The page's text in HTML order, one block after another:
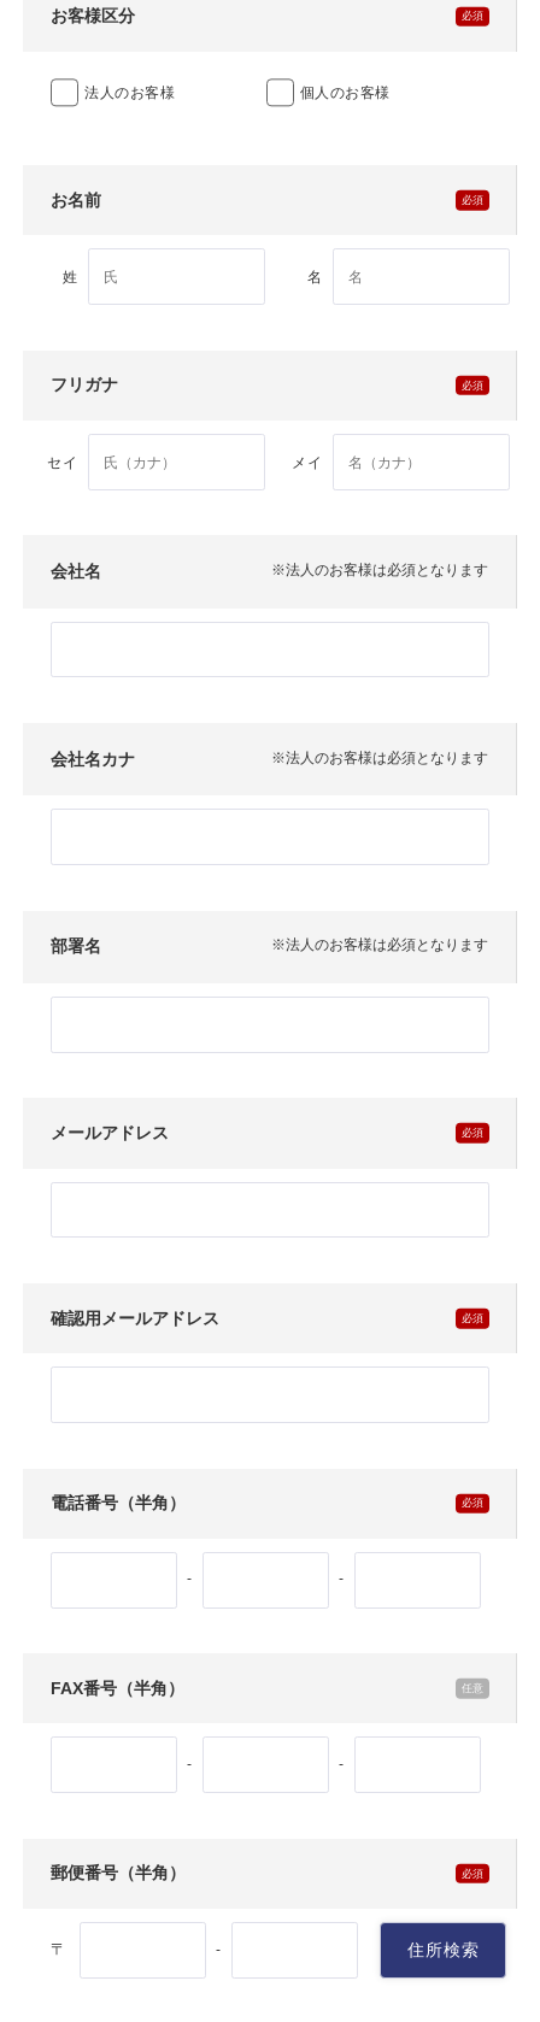
危険物保管庫
お客様区分
法人のお客様 個人のお客様
お名前
姓 名
フリガナ
セイ メイ
会社名 ※法人のお客様は必須となります
会社名カナ ※法人のお客様は必須となります
部署名 ※法人のお客様は必須となります
メールアドレス
確認用メールアドレス
電話番号（半角）
- -
FAX番号（半角）
- -
郵便番号（半角）
〒 - 住所検索